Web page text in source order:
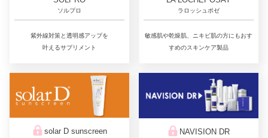
ソルプロ
紫外線対策と透明感アップを
叶えるサプリメント
ラロッシュポゼ
敏感肌や乾燥肌、ニキビ肌の方にもおす
すめのスキンケア製品
solar D sunscreen NAVISION DR